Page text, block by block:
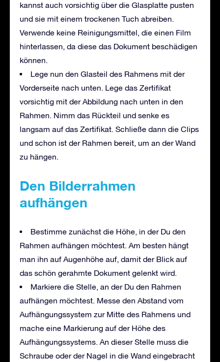
kannst auch vorsichtig über die Glasplatte pusten
und sie mit einem trockenen Tuch abreiben.
Verwende keine Reinigungsmittel, die einen Film
hinterlassen, da diese das Dokument beschädigen
können.
Lege nun den Glasteil des Rahmens mit der
Vorderseite nach unten. Lege das Zertifikat
vorsichtig mit der Abbildung nach unten in den
Rahmen. Nimm das Rückteil und senke es
langsam auf das Zertifikat. Schließe dann die Clips
und schon ist der Rahmen bereit, um an der Wand
zu hängen.
Den Bilderrahmen
aufhängen
Bestimme zunächst die Höhe, in der Du den
Rahmen aufhängen möchtest. Am besten hängt
man ihn auf Augenhöhe auf, damit der Blick auf
das schön gerahmte Dokument gelenkt wird.
Markiere die Stelle, an der Du den Rahmen
aufhängen möchtest. Messe den Abstand vom
Aufhängungssystem zur Mitte des Rahmens und
mache eine Markierung auf der Höhe des
Aufhängungssystems. An dieser Stelle muss die
Schraube oder der Nagel in die Wand eingebracht